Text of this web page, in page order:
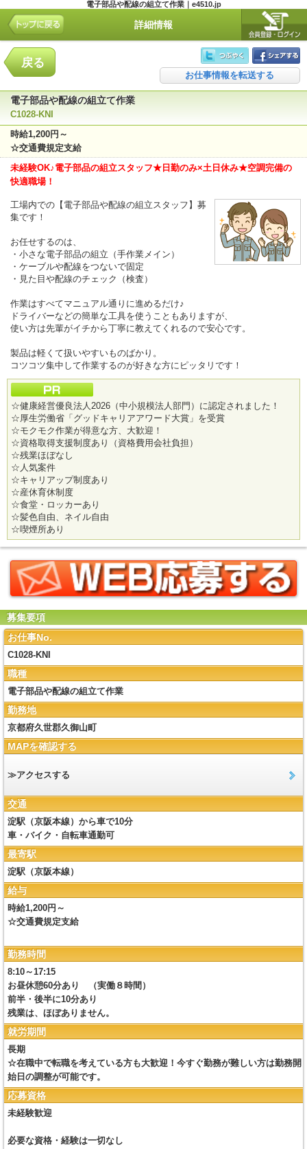
電子部品や配線の組立て作業｜e4510.jp
詳細情報
戻る
お仕事情報を転送する
電子部品や配線の組立て作業
C1028-KNI
時給1,200円～
☆交通費規定支給
未経験OK♪電子部品の組立スタッフ★日勤のみ×土日休み★空調完備の
快適職場！
工場内での【電子部品や配線の組立スタッフ】募
集です！
お任せするのは、
・小さな電子部品の組立（手作業メイン）
・ケーブルや配線をつないで固定
・見た目や配線のチェック（検査）
作業はすべてマニュアル通りに進めるだけ♪
ドライバーなどの簡単な工具を使うこともありますが、
使い方は先輩がイチから丁寧に教えてくれるので安心です。
製品は軽くて扱いやすいものばかり。
コツコツ集中して作業するのが好きな方にピッタリです！
☆健康経営優良法人2026（中小規模法人部門）に認定されました！
☆厚生労働省「グッドキャリアアワード大賞」を受賞
☆モクモク作業が得意な方、大歓迎！
☆資格取得支援制度あり（資格費用会社負担）
☆残業ほぼなし
☆人気案件
☆キャリアップ制度あり
☆産休育休制度
☆食堂・ロッカーあり
☆髪色自由、ネイル自由
☆喫煙所あり
募集要項
お仕事No.
C1028-KNI
職種
電子部品や配線の組立て作業
勤務地
京都府久世郡久御山町
MAPを確認する
≫アクセスする
交通
淀駅（京阪本線）から車で10分
車・バイク・自転車通勤可
最寄駅
淀駅（京阪本線）
給与
時給1,200円～
☆交通費規定支給
勤務時間
8:10～17:15
お昼休憩60分あり （実働８時間）
前半・後半に10分あり
残業は、ほぼありません。
就労期間
長期
☆在職中で転職を考えている方も大歓迎！今すぐ勤務が難しい方は勤務開
始日の調整が可能です。
応募資格
未経験歓迎
必要な資格・経験は一切なし